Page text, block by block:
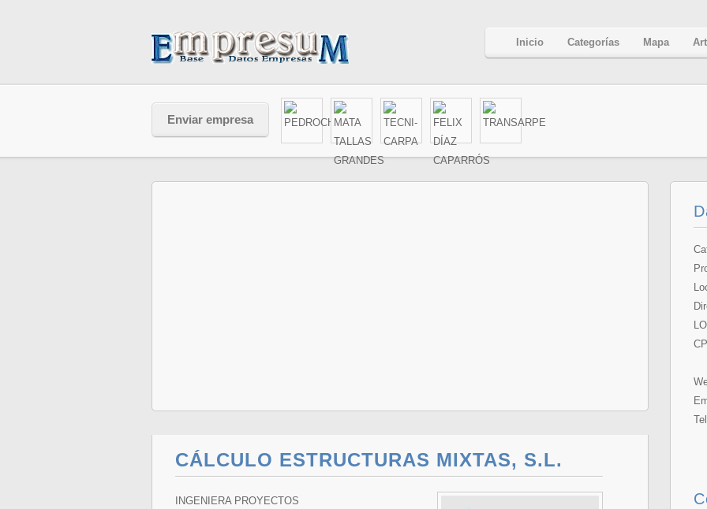
Inicio Categorías Mapa
Enviar empresa
CÁLCULO ESTRUCTURAS MIXTAS, S.L.
INGENIERA PROYECTOS